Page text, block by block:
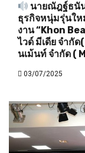
นายณัฎฐ์ธนัน
ธุรกิจหนุ่มรุ่นให
งาน “Khon
ไวด์ มีเดีย จำกัด
นเม้นท์ จำกัด (
03/07/2025